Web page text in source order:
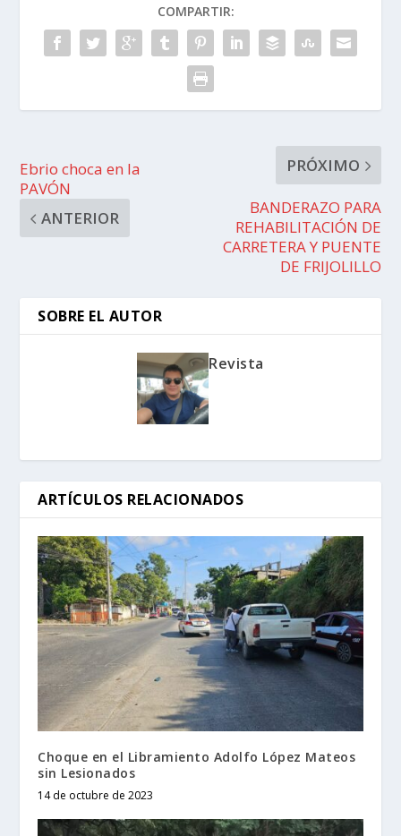
COMPARTIR:
Ebrio choca en la
PAVÓN
ANTERIOR
PRÓXIMO
BANDERAZO PARA
REHABILITACIÓN DE
CARRETERA Y PUENTE
DE FRIJOLILLO
SOBRE EL AUTOR
Revista
ARTÍCULOS RELACIONADOS
Choque en el Libramiento Adolfo López Mateos
sin Lesionados
14 de octubre de 2023